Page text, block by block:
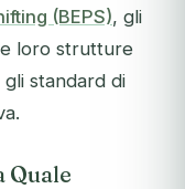
(BEPS), gli
loro strutture
gli standard di
Quale